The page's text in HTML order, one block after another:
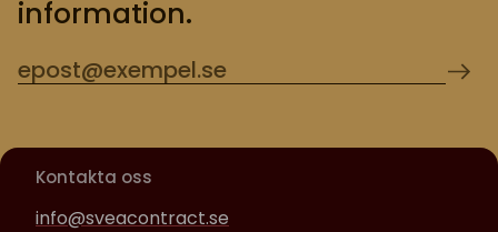
information.
Kontakta oss
info@sveacontract.se